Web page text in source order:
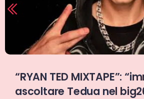
Raccontare per esistere:
“MOONSHINERS” di